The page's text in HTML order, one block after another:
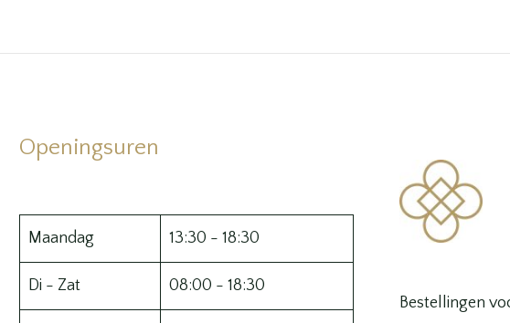
Openingsuren
Maandag 13:30 - 18:30
Di - Zat 08:00 - 18:30
Bestellingen